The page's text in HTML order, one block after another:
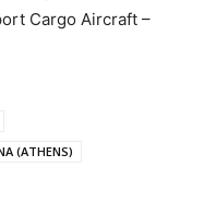
Cargo Aircraft –
(ATHENS)